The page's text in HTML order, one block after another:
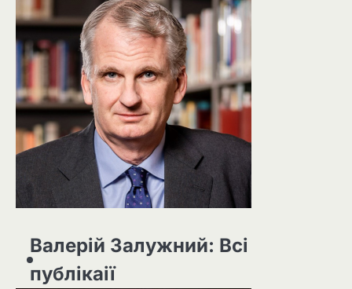
Валерій Залужний: Всі
публікаії